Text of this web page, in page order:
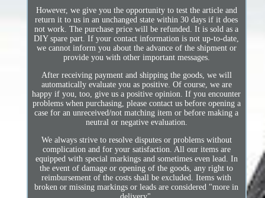
However, we give you the opportunity to test the article and
return it to us in an unchanged state within 30 days if it does
not work. The purchase price will be refunded. It is sold as a
DIY spare part. If your contact information is not up-to-date,
we cannot inform you about the advance of the shipment or
provide you with other important messages.
After receiving payment and shipping the goods, we will
automatically evaluate you as positive. Of course, we are
happy if you, too, give us a positive opinion. If you encounter
problems when purchasing, please contact us before opening a
case for an unreceived/not matching item or before making a
neutral or negative evaluation.
We always strive to resolve disputes or problems without
complication and for your satisfaction. All our items are
equipped with special markings and sometimes even lead. In
the event of damage or opening of the goods, any right to
reimbursement of the costs shall be excluded. Items with
broken or missing markings or leads are considered "more in